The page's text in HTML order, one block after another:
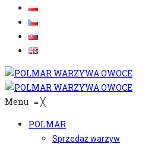
Menu ≡╳
POLMAR
Sprzedaż warzyw